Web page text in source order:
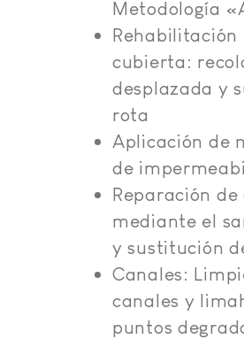
Metodología
Rehabilitación
cubierta:
desplazada y
rota
Aplicación de
de
Reparación
mediante el
y sustitución
Canales:
canales y
puntos